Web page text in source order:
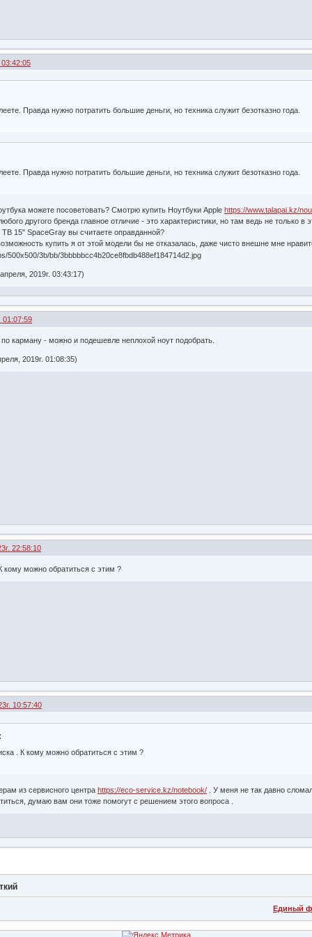
03:42:05
Правда нужно потратить большие деньги, но техника служит безотказно года.
Правда нужно потратить большие деньги, но техника служит безотказно года.
можете посоветовать? Смотрю купить Ноутбуки Applehttps://www.talapai.kz/
другого бренда главное отличие - это характеристики, но там ведь не только в
15" SpaceGray вы считаете оправданной?
купить я от этой модели бы не отказалась, даже чисто внешне мне
2019г. 03:43:17)
01:07:59
карману - можно и подешевле неплохой ноут подобрать.
2019г. 01:08:35)
22:58:10
кому можно обратиться с этим ?
10:57:40
. К кому можно обратиться с этим ?
из сервисного центра https://eco-service.kz/notebook/ . У меня не так давно
думаю вам они тоже помогут с решением этого вопроса .
Единый